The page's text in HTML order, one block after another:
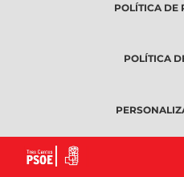
POLÍTICA DE
POLÍTICA